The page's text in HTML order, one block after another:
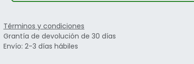
Términos y condiciones
Grantía de devolución de 30 días
Envío: 2-3 días hábiles